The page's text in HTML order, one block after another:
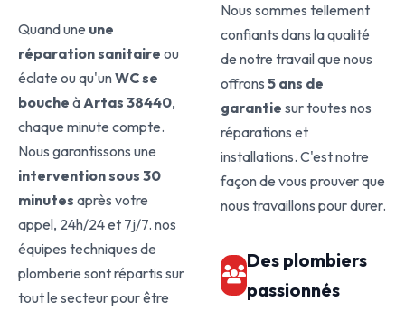
Quand une une
réparation sanitaire ou
éclate ou qu'unWC se
bouche àArtas 38440,
chaque minute compte.
Nous garantissons une
intervention sous 30
minutes après votre
appel, 24h/24 et 7j/7. nos
équipes techniques de
plomberie sont répartis sur
tout le secteur pour être
Nous sommes tellement
confiants dans la qualité
de notre travail que nous
offrons 5 ans de
garantie sur toutes nos
réparations et
installations. C'est notre
façon de vous prouver que
nous travaillons pour durer.
Des plombiers
passionnés